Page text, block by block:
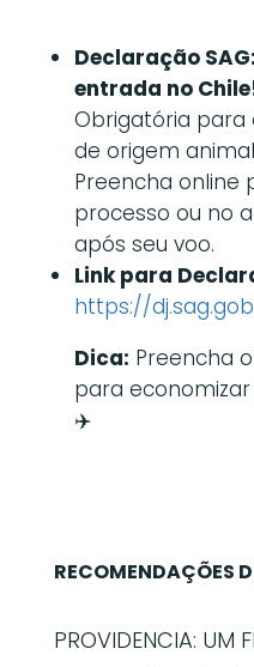
Declaração
entrada no
Obrigatória para
de origem
Preencha online
processo ou no
após seu voo.
Link para
https://
Dica: Preencha
para
✈️
RECOMENDAÇÕES
PROVIDENCIA: UM